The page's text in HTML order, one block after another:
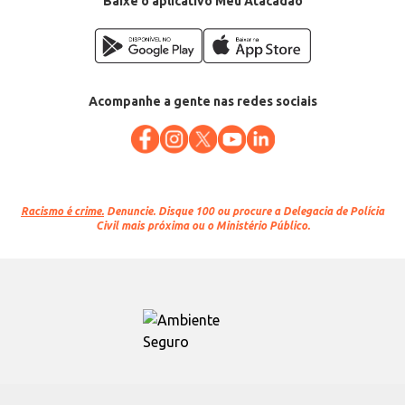
Acompanhe a gente nas redes sociais
Racismo é crime. Denuncie. Disque 100 ou procure a Delegacia de Polícia
Civil mais próxima ou o Ministério Público.